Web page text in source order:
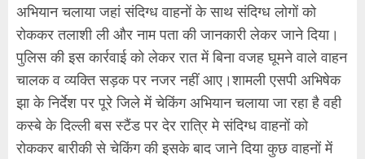
अभियान चलाया जहां संदिग्ध वाहनों के साथ संदिग्ध लोगों को
रोककर तलाशी ली और नाम पता की जानकारी लेकर जाने दिया।
पुलिस की इस कार्रवाई को लेकर रात में बिना वजह घूमने वाले वाहन
चालक व व्यक्ति सड़क पर नजर नहीं आए।शामली एसपी अभिषेक
झा के निर्देश पर पूरे जिले में चेकिंग अभियान चलाया जा रहा है वही
कस्बे के दिल्ली बस स्टैंड पर देर रात्रि मे संदिग्ध वाहनों को
रोककर बारीकी से चेकिंग की इसके बाद जाने दिया कुछ वाहनों में